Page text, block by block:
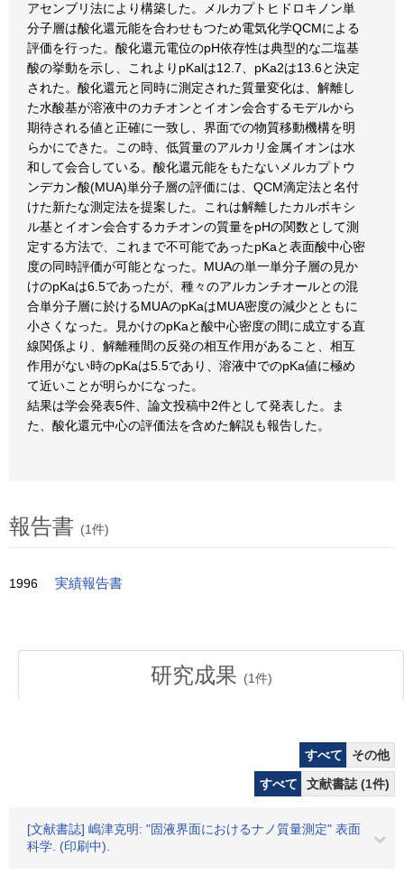
アセンブリ法により構築した。メルカプトヒドロキノン単
分子層は酸化還元能を合わせもつため電気化学QCMによる
評価を行った。酸化還元電位のpH依存性は典型的な二塩基
酸の挙動を示し、これよりpKalは12.7、pKa2は13.6と決定
された。酸化還元と同時に測定された質量変化は、解離し
た水酸基が溶液中のカチオンとイオン会合するモデルから
期待される値と正確に一致し、界面での物質移動機構を明
らかにできた。この時、低質量のアルカリ金属イオンは水
和して会合している。酸化還元能をもたないメルカプトウ
ンデカン酸(MUA)単分子層の評価には、QCM滴定法と名付
けた新たな測定法を提案した。これは解離したカルボキシ
ル基とイオン会合するカチオンの質量をpHの関数として測
定する方法で、これまで不可能であったpKaと表面酸中心密
度の同時評価が可能となった。MUAの単一単分子層の見か
けのpKaは6.5であったが、種々のアルカンチオールとの混
合単分子層に於けるMUAのpKaはMUA密度の減少とともに
小さくなった。見かけのpKaと酸中心密度の間に成立する直
線関係より、解離種間の反発の相互作用があること、相互
作用がない時のpKaは5.5であり、溶液中でのpKa値に極め
て近いことが明らかになった。
結果は学会発表5件、論文投稿中2件として発表した。ま
た、酸化還元中心の評価法を含めた解説も報告した。
報告書 (1件)
1996 実績報告書
研究成果 (1件)
すべて
その他
すべて
文献書誌 (1件)
[文献書誌] 嶋津克明: "固液界面におけるナノ質量測定" 表面
科学. (印刷中).